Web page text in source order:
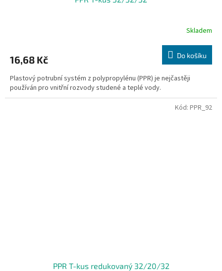
Skladem
16,68 Kč Do košíku
Plastový potrubní systém z polypropylénu (PPR) je nejčastěji
používán pro vnitřní rozvody studené a teplé vody.
PPR T-kus redukovaný 32/20/32
Kód: PPR_92